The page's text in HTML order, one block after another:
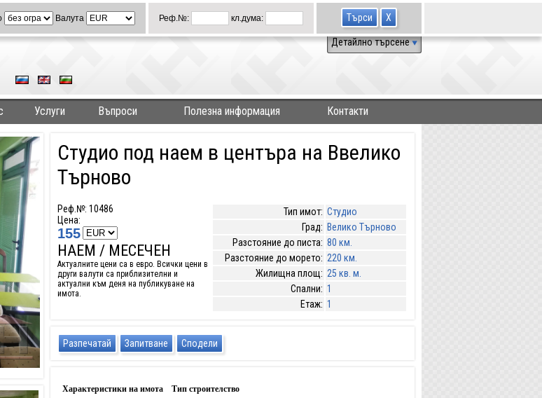
Валута Реф.№: кл.дума:
Детайлно търсене
Услуги Въпроси Полезна информация Контакти
Студио под наем в центъра на Ввелико
Търново
Реф.№: 10486
Цена:
155
НАЕМ / МЕСЕЧЕН
Актуалните цени са в евро. Всички цени в
други валути са приблизителни и
актуални към деня на публикуване на
имота.
Тип имот: Студио
Град: Велико Търново
Разстояние до писта: 80 км.
Разстояние до морето: 220 км.
Жилищна площ: 25 кв. м.
Спални: 1
Етаж: 1
Разпечатай Запитване Сподели
Характеристики на имота
Тип строителство